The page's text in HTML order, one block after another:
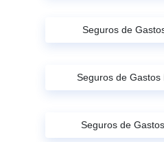
Seguros de
Seguros de Gastos
Seguros de